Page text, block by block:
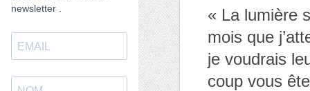
newsletter .
« La lumière
mois que
je voudrais
coup vous